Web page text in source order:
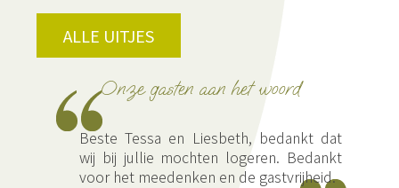
ALLE UITJES
Onze gasten aan het woord
Beste Tessa en Liesbeth, bedankt dat
wij bij jullie mochten logeren. Bedankt
voor het meedenken en de gastvrijheid.